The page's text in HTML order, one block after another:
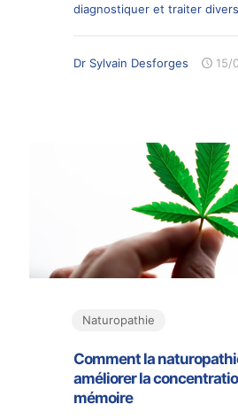
diagnostiquer et traiter divers
Dr Sylvain Desforges 15/
Naturopathie
Comment la
améliorer la
mémoire